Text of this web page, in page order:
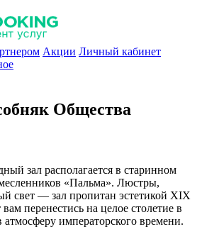
Акции Личный кабинет
Общества
зал располагается в старинном
«Пальма». Люстры,
свет — зал пропитан эстетикой XIX
перенестись на целое столетие в
императорского времени.